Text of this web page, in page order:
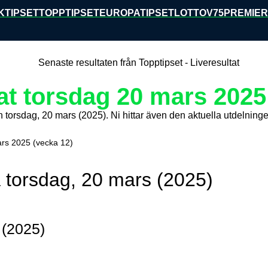
TOPPTIPSETEUROPATIPSETLOTTOV75
torsdag 20 mars
20 mars (2025). Ni hittar även den aktuella
2025 (vecka 12)
torsdag, 20 mars (2025)